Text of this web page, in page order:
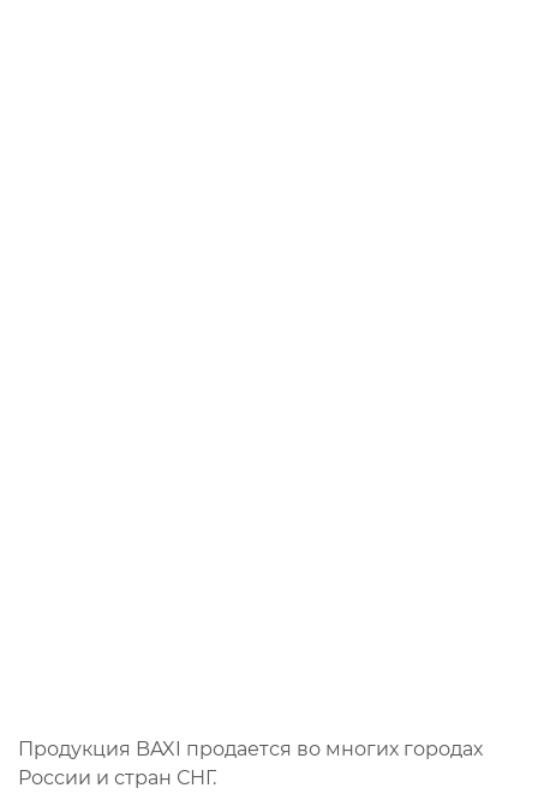
Продукция BAXI продается во многих городах
России и стран СНГ.